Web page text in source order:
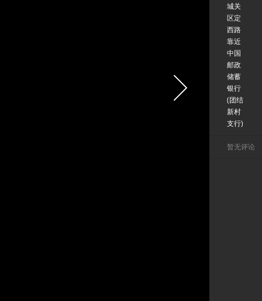
城关
区定
西路
靠近
中国
邮政
储蓄
银行
(团结
新村
支行)
暂无评论